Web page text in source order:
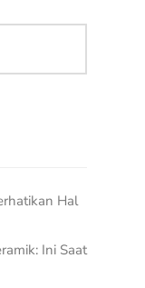
Hal
Ini Saat